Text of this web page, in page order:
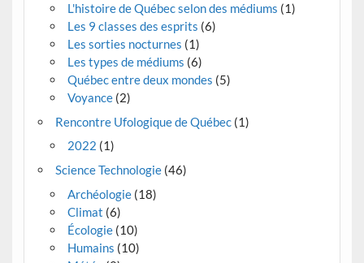
L'histoire de Québec selon des médiums (1)
Les 9 classes des esprits (6)
Les sorties nocturnes (1)
Les types de médiums (6)
Québec entre deux mondes (5)
Voyance(2)
Rencontre Ufologique de Québec(1)
2022 (1)
Science Technologie(46)
Archéologie(18)
Climat (6)
Écologie(10)
Humains (10)